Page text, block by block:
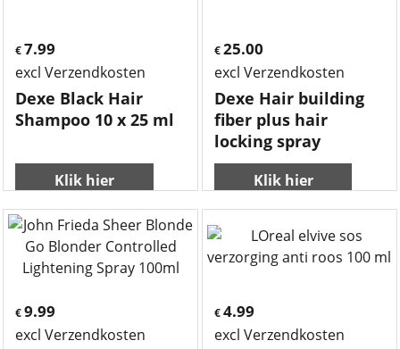
€ 7.99
excl Verzendkosten
Dexe Black Hair
Shampoo 10 x 25 ml
Klik hier
€25.00
excl Verzendkosten
Dexe Hair building
fiber plus hair
locking spray
Klik hier
€ 9.99
excl Verzendkosten
€4.99
excl Verzendkosten